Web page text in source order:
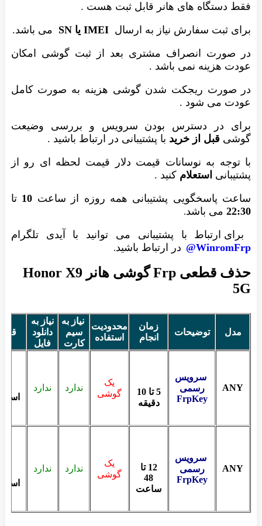
فقط دستگاه های هانر قابل ثبت هست .
برای ثبت سفارش نیاز به ارسال IMEI یا SN
می باشد.
در صورت انصراف مشتری بعد از ثبت گوشی امکان
عودت هزینه نمی باشد .
در صورت ریجکت شدن گوشی هزینه به صورت کامل
عودت می شود .
برای در دسترس بودن سرویس و بررسی وضیعت
گوشی قبل از خرید با پشتیبانی در ارتباط باشید .
با توجه به نوسانات قیمت دلار قیمت لحظه ای رو از
پشتیبانی استعلام کنید .
ساعت پاسخگویی پشتیبانی همه روزه از ساعت 10 تا
22:30می باشد.
برای ارتباط با پشتیبانی می توانید با آیدی تلگرام
WinromFrp@
در ارتباط باشید.
حذف قطعی Frp گوشی هانر Honor X9
5G
مدل توضیحات
زمان
انجام
محدودیت
استفاده
نیاز به
سیم
کارت
نیاز به
دانلود
فایل
ANY
سرویس
رسمی
FrpKey
5 تا 10
دقیقه
یک
گوشی
ندارد
ندارد
ANY
سرویس
رسمی
FrpKey
12 تا
48
ساعت
یک
گوشی
ندارد
ندارد